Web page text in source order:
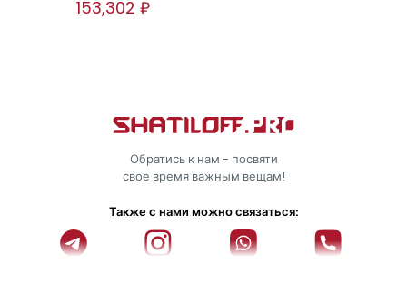
153,302₽
Обратись к нам - посвяти
свое время важным вещам!
Также с нами можно связаться: